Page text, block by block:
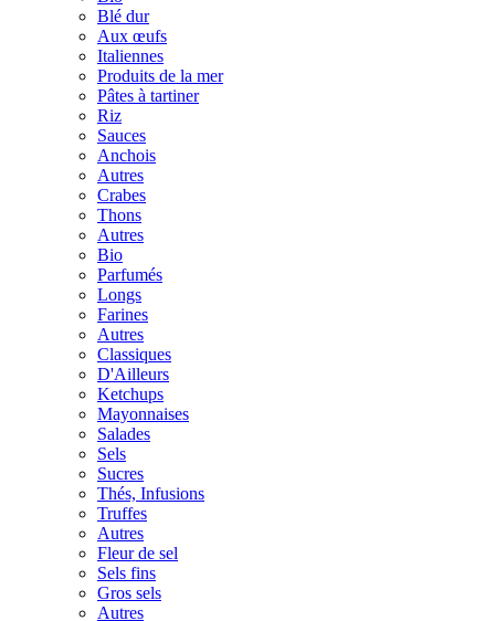
Blé dur
Aux œufs
Italiennes
Produits de la mer
Pâtes à tartiner
Riz
Sauces
Anchois
Autres
Crabes
Thons
Autres
Bio
Parfumés
Longs
Farines
Autres
Classiques
D'Ailleurs
Ketchups
Mayonnaises
Salades
Sels
Sucres
Thés, Infusions
Truffes
Autres
Fleur de sel
Sels fins
Gros sels
Autres